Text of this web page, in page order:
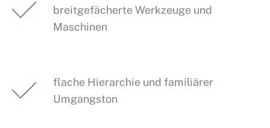
breitgefächerte Werkzeuge und
Maschinen
flache Hierarchie und familiärer
Umgangston